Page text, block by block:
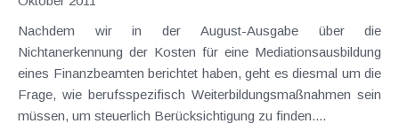
Nachdem wir in der August-Ausgabe über die
Nichtanerkennung der Kosten für eine Mediationsausbildung
eines Finanzbeamten berichtet haben, geht es diesmal um die
Frage, wie berufsspezifisch Weiterbildungsmaßnahmen sein
müssen, um steuerlich Berücksichtigung zu finden....